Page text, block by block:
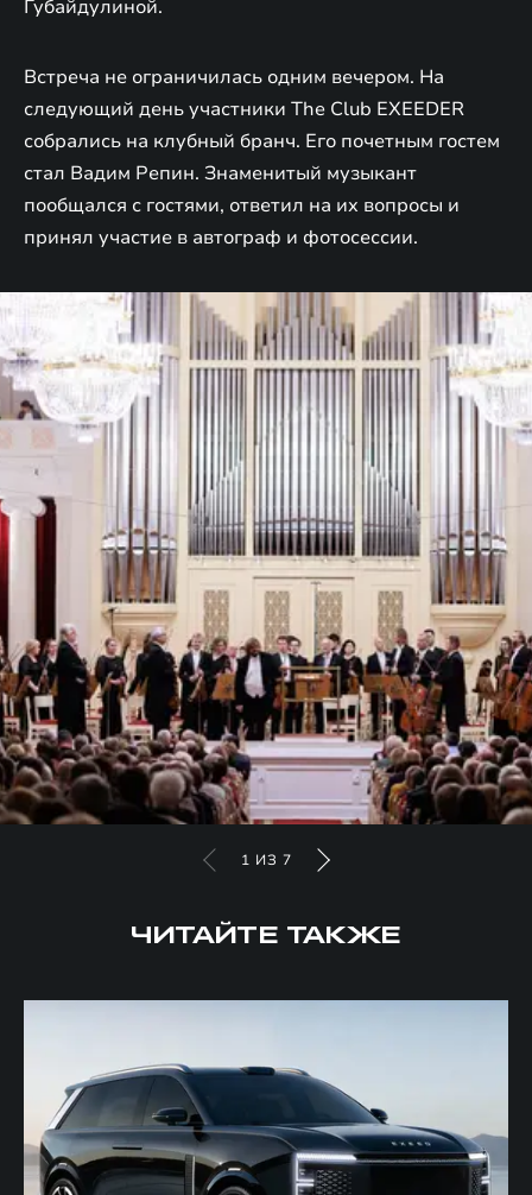
Губайдулиной.
Встреча не ограничилась одним вечером. На
следующий день участники The Club EXEEDER
собрались на клубный бранч. Его почетным гостем
стал Вадим Репин. Знаменитый музыкант
пообщался с гостями, ответил на их вопросы и
принял участие в автограф и фотосессии.
1 ИЗ 7
ЧИТАЙТЕ ТАКЖЕ